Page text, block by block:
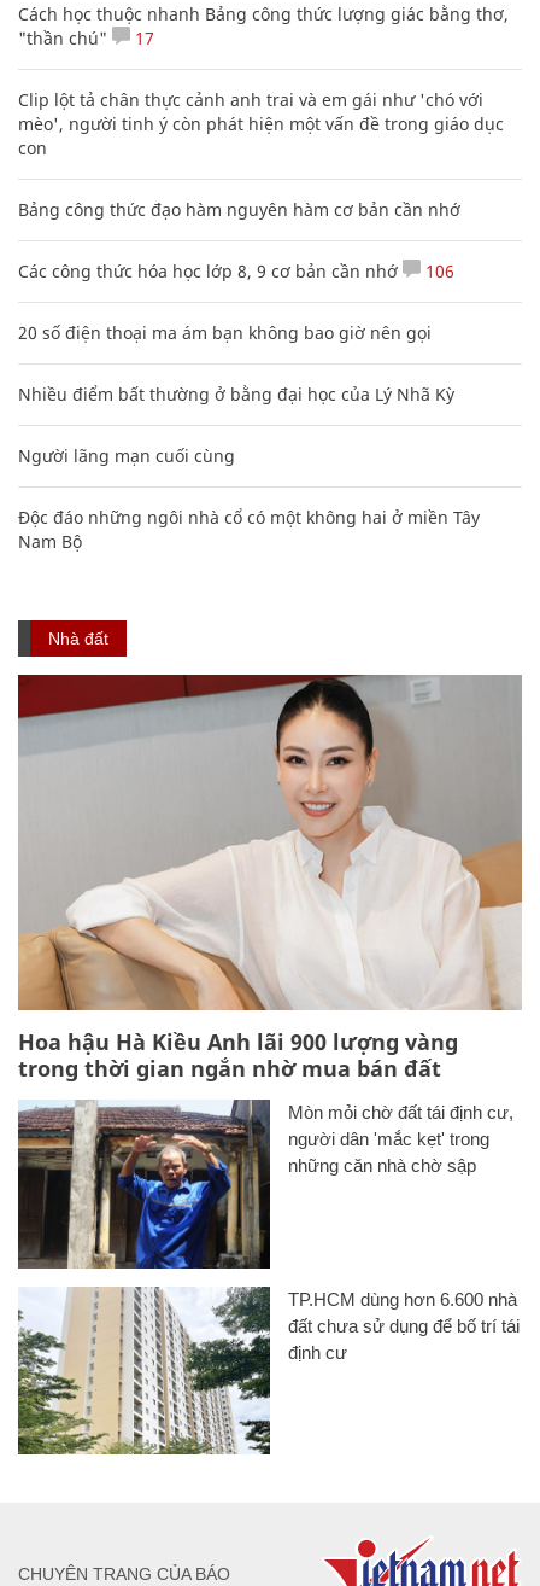
Cách học thuộc nhanh Bảng công thức lượng giác bằng thơ,
"thần chú"
17
Clip lột tả chân thực cảnh anh trai và em gái như 'chó với
mèo', người tinh ý còn phát hiện một vấn đề trong giáo dục
con
Bảng công thức đạo hàm nguyên hàm cơ bản cần nhớ
Các công thức hóa học lớp 8, 9 cơ bản cần nhớ 106
20 số điện thoại ma ám bạn không bao giờ nên gọi
Nhiều điểm bất thường ở bằng đại học của Lý Nhã Kỳ
Người lãng mạn cuối cùng
Độc đáo những ngôi nhà cổ có một không hai ở miền Tây
Nam Bộ
Nhà đất
Hoa hậu Hà Kiều Anh lãi 900 lượng vàng
trong thời gian ngắn nhờ mua bán đất
Mòn mỏi chờ đất tái định cư,
người dân 'mắc kẹt' trong
những căn nhà chờ sập
TP.HCM dùng hơn 6.600 nhà
đất chưa sử dụng để bố trí tái
định cư
CHUYÊN TRANG CỦA BÁO